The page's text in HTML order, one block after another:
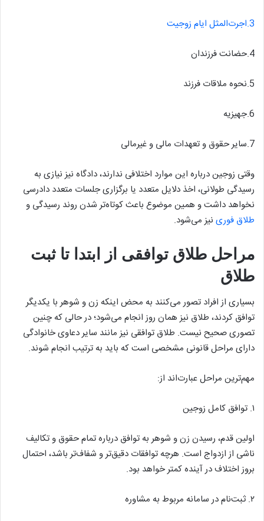
3.اجرت‌المثل ایام زوجیت
4.حضانت فرزندان
5.نحوه ملاقات فرزند
6.جهیزیه
7.سایر حقوق و تعهدات مالی و غیرمالی
وقتی زوجین درباره این موارد اختلافی ندارند، دادگاه نیز نیازی به
رسیدگی طولانی، اخذ دلایل متعدد یا برگزاری جلسات متعدد دادرسی
نخواهد داشت و همین موضوع باعث کوتاه‌تر شدن روند رسیدگی و
طلاق فوری نیز می‌شود.
مراحل طلاق توافقی از ابتدا تا ثبت
طلاق
بسیاری از افراد تصور می‌کنند به محض اینکه زن و شوهر با یکدیگر
توافق کردند، طلاق نیز همان روز انجام می‌شود؛ در حالی که چنین
تصوری صحیح نیست. طلاق توافقی نیز مانند سایر دعاوی خانوادگی
دارای مراحل قانونی مشخصی است که باید به ترتیب انجام شوند.
مهم‌ترین مراحل عبارت‌اند از:
۱. توافق کامل زوجین
اولین قدم، رسیدن زن و شوهر به توافق درباره تمام حقوق و تکالیف
ناشی از ازدواج است. هرچه توافقات دقیق‌تر و شفاف‌تر باشد، احتمال
بروز اختلاف در آینده کمتر خواهد بود.
۲. ثبت‌نام در سامانه مربوط به مشاوره